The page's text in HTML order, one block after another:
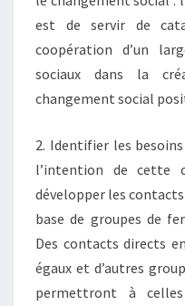
est de servir de
coopération d’un
sociaux dans la
changement social
2. Identifier les
l’intention de cette
développer les contacts
base de groupes de
Des contacts directs
égaux et d’autres
permettront à